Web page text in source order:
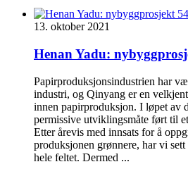
13. oktober 2021
Henan Yadu:
Papirproduksjonsindustrien har
industri, og Qinyang er en
innen papirproduksjon. I løpet av
permissive utviklingsmåte ført til
Etter årevis med innsats for å
produksjonen grønnere, har vi
hele feltet. Dermed ...